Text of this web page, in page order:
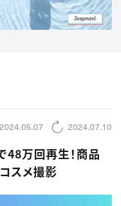
2024.05.07 2024.07.10
48万回再生！商品
スメ撮影